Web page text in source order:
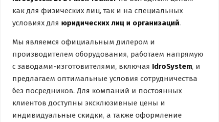
как для физических лиц, так и на специальных
условиях для юридических лиц и организаций.
Мы являемся официальным дилером и
производителем оборудования, работаем напрямую
с заводами-изготовителями, включая IdroSystem, и
предлагаем оптимальные условия сотрудничества
без посредников. Для компаний и постоянных
клиентов доступны эксклюзивные цены и
индивидуальные скидки, а также оформление